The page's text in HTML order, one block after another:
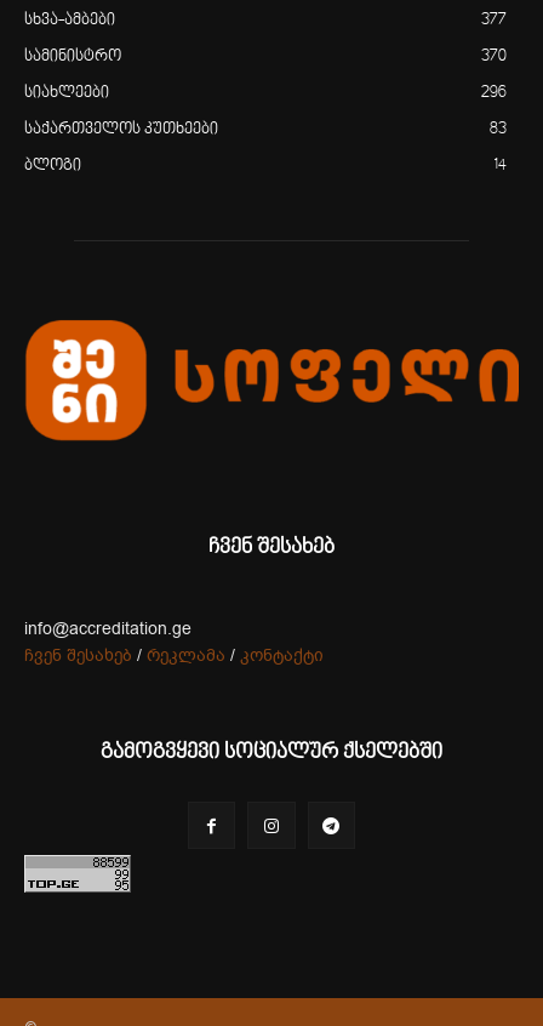
სხვა-ამბები 377
სამინისტრო 370
სიახლეები 296
საქართველოს კუთხეები 83
ბლოგი 14
ჩვენ შესახებ
info@accreditation.ge
ჩვენ შესახებ / რეკლამა / კონტაქტი
გამოგვყევი სოციალურ ქსელებში